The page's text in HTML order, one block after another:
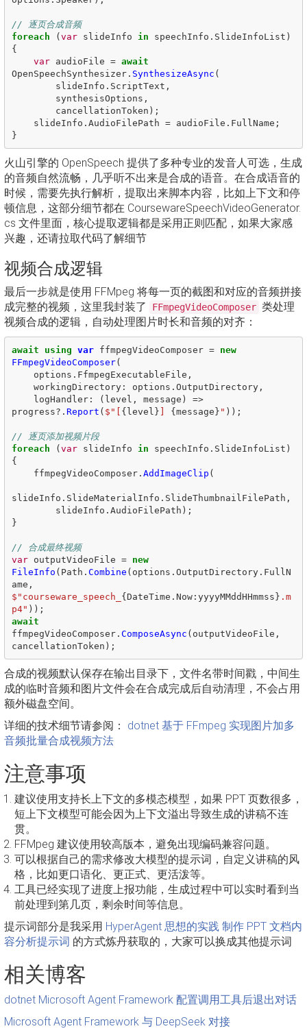
// 逐页合成音频
foreach
( var slideInfo in speechInfo . SlideInfoList )
{
var
audioFile = await
OpenSpeechSynthesizer. SynthesizeAsync (
slideInfo . ScriptText ,
synthesisOptions ,
cancellationToken );
slideInfo . AudioFilePath = audioFile . FullName ;
}
火山引擎的 OpenSpeech 提供了多种专业的发音人可选，生成
的音频自然流畅，几乎听不出来是合成的语音。在合成语音的
时候，需要先执行解析，提取出来脚本内容，比如上下文和停
顿信息，这部分细节都在 CoursewareSpeechVideoGenerator.
cs 文件里面，核心提取逻辑都是采用正则匹配，如果大家感
兴趣，还请拉取代码了解细节
视频合成逻辑
最后一步就是使用 FFMpeg 将每一页的截图和对应的音频拼接
成完整的视频，这里我封装了
FFmpegVideoComposer 类处理
视频合成的逻辑，自动处理图片时长和音频的对齐：
await using var ffmpegVideoComposer =
new
FFmpegVideoComposer(
options . FfmpegExecutableFile ,
workingDirectory: options . OutputDirectory,
logHandler: ( level , message )
=>
progress?. Report ( $"[ { level } { message } " ));
// 逐页添加视频片段
foreach
( var slideInfo in speechInfo . SlideInfoList )
{
ffmpegVideoComposer. AddImageClip (
slideInfo . SlideMaterialInfo . SlideThumbnailFilePath ,
slideInfo . AudioFilePath );
}
// 合成最终视频
var
outputVideoFile =
new
FileInfo ( Path . Combine ( options . OutputDirectory. FullN
ame ,
$"courseware_speech_ { DateTime . Now: yyyyMMddHHmmss } .m
p4" ));
await
ffmpegVideoComposer. ComposeAsync ( outputVideoFile ,
cancellationToken );
合成的视频默认保存在输出目录下，文件名带时间戳，中间生
成的临时音频和图片文件会在合成完成后自动清理，不会占用
额外磁盘空间。
详细的技术细节请参阅： dotnet 基于 FFmpeg 实现图片加多
音频批量合成视频方法
注意事项
建议使用支持长上下文的多模态模型，如果 PPT 页数很多，
短上下文模型可能会因为上下文溢出导致生成的讲稿不连
贯。
FFMpeg 建议使用较高版本，避免出现编码兼容问题。
可以根据自己的需求修改大模型的提示词，自定义讲稿的风
格，比如更口语化、更正式、更活泼等。
工具已经实现了进度上报功能，生成过程中可以实时看到当
前处理到第几页，剩余时间等信息。
提示词部分是我采用 HyperAgent 思想的实践 制作 PPT 文档内
容分析提示词 的方式炼丹获取的，大家可以换成其他提示词
相关博客
dotnet Microsoft Agent Framework 配置调用工具后退出对话
Microsoft Agent Framework 与 DeepSeek 对接